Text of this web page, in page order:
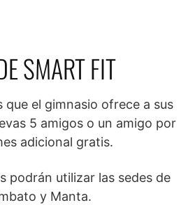
SMART FIT
que el gimnasio ofrece a sus
5 amigos o un amigo por
adicional gratis.
podrán utilizar las sedes de
y Manta.